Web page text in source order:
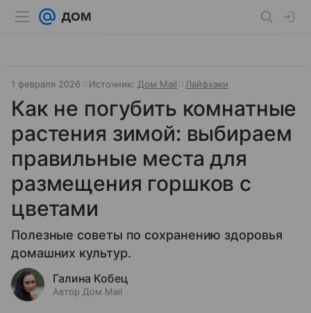
1 февраля 2026 Источник: Дом Mail Лайфхаки
Как не погубить комнатные
растения зимой: выбираем
правильные места для
размещения горшков с
цветами
Полезные советы по сохранению здоровья
домашних культур.
Галина Кобец
Автор Дом Mail